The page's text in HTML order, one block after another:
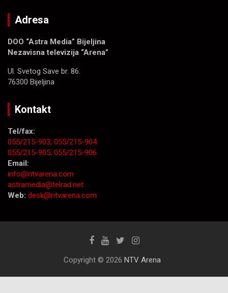
Adresa
DOO “Astra Media” Bijeljina
Nezavisna televizija “Arena”
Ul. Svetog Save br. 86.
76300 Bijeljina
Kontakt
Tel/fax:
055/215-903; 055/215-904
055/215-905; 055/215-906
Email:
info@ntvarena.com
astramedia@telrad.net
Web: desk@ntvarena.com
Copyright © 2026 NTV Arena